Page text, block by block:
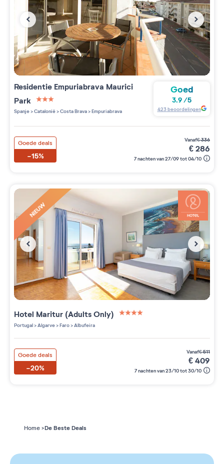
Residentie Empuriabrava Maurici
Park
3 étoiles sur 5
Spanje>Catalonië>Costa Brava>Empuriabrava
Goed
3.9/5
423beoordelingen
Goede deals
-15%
vanaf€336
€286
7 nachten van 27/09 tot 04/10
NIEUW
Hotel Maritur (Adults Only)
Portugal>Algarve>Faro>Albufeira
Goede deals
-20%
vanaf€511
€409
7 nachten van 23/10 tot 30/10
Home De Beste Deals